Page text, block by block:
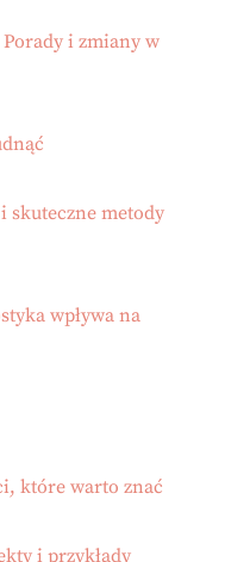
Porady i zmiany w
skuteczne metody
wpływa na
które warto znać
i przykłady